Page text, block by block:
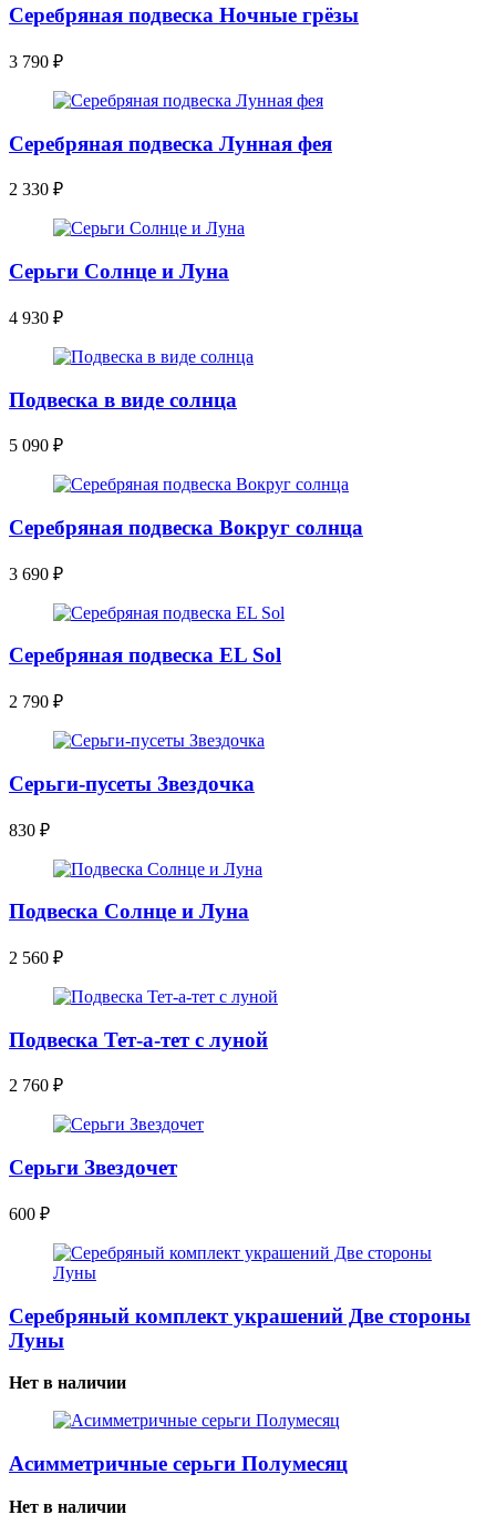
Серебряная подвеска Ночные грёзы
3 790 ₽
Серебряная подвеска Лунная фея
2 330 ₽
Серьги Солнце и Луна
4 930 ₽
Подвеска в виде солнца
5 090 ₽
Серебряная подвеска Вокруг солнца
3 690 ₽
Серебряная подвеска EL Sol
2 790 ₽
Серьги-пусеты Звездочка
830 ₽
Подвеска Солнце и Луна
2 560 ₽
Подвеска Тет-а-тет с луной
2 760 ₽
Серьги Звездочет
600 ₽
Серебряный комплект украшений Две стороны
Луны
Нет в наличии
Асимметричные серьги Полумесяц
Нет в наличии